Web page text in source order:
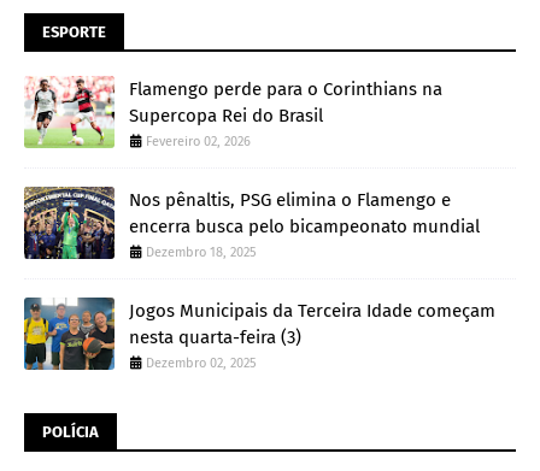
ESPORTE
Flamengo perde para o Corinthians na
Supercopa Rei do Brasil
Fevereiro 02, 2026
Nos pênaltis, PSG elimina o Flamengo e
encerra busca pelo bicampeonato mundial
Dezembro 18, 2025
Jogos Municipais da Terceira Idade começam
nesta quarta-feira (3)
Dezembro 02, 2025
POLÍCIA